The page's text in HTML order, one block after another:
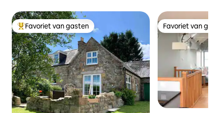
Topfavoriet van gasten
Favoriet van gasten Favoriet van
Favoriet van